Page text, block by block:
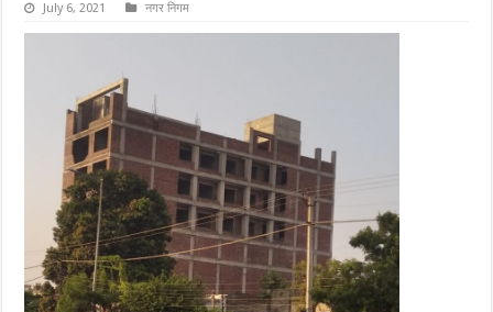
July 6, 2021 नगर निगम